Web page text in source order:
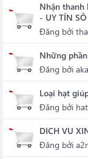
Nhận thanh
- UY TÍN
Đăng bởi
Những
Đăng bởi
Loại hạt
Đăng bởi
DICH VU
Đăng bởi